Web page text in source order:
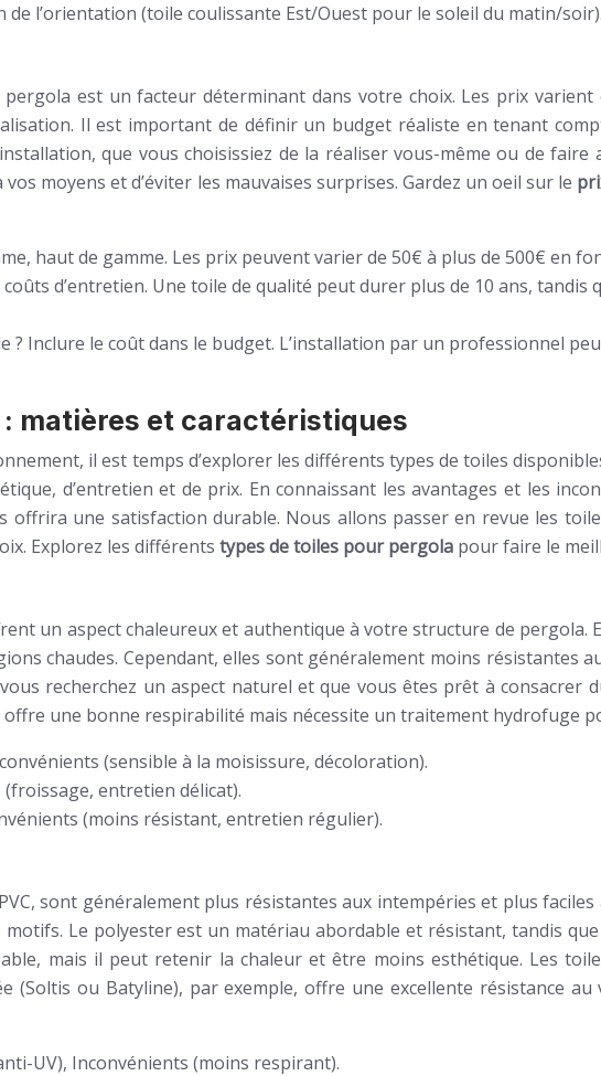
l’orientation (toile coulissante Est/Ouest pour le soleil du matin/soir).
est un facteur déterminant dans votre choix. Les prix
Il est important de définir un budget réaliste en tenant
que vous choisissiez de la réaliser vous-même ou de
moyens et d’éviter les mauvaises surprises. Gardez un oeil sur le
haut de gamme. Les prix peuvent varier de 50€ à plus de 500€ en
d’entretien. Une toile de qualité peut durer plus de 10 ans, tandis
? Inclure le coût dans le budget. L’installation par un professionnel
matières et caractéristiques
il est temps d’explorer les différents types de toiles
d’entretien et de prix. En connaissant les avantages et les
une satisfaction durable. Nous allons passer en revue les
Explorez les différents types de toiles pour pergola pour faire le
un aspect chaleureux et authentique à votre structure de pergola.
chaudes. Cependant, elles sont généralement moins résistantes
recherchez un aspect naturel et que vous êtes prêt à consacrer
une bonne respirabilité mais nécessite un traitement hydrofuge
(sensible à la moisissure, décoloration).
entretien délicat).
(moins résistant, entretien régulier).
sont généralement plus résistantes aux intempéries et plus
Le polyester est un matériau abordable et résistant, tandis que
mais il peut retenir la chaleur et être moins esthétique. Les
ou Batyline), par exemple, offre une excellente résistance
UV), Inconvénients (moins respirant).